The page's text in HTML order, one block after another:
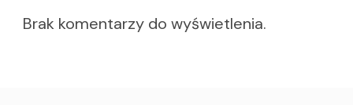
Brak komentarzy do wyświetlenia.